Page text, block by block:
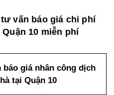
vấn báo giá chi phí
10 miễn phí
báo giá nhân công dịch
tại Quận 10